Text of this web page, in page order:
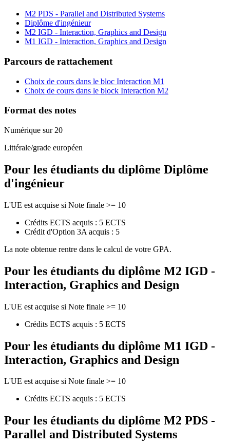
M2 PDS - Parallel and Distributed Systems
Diplôme d'ingénieur
M2 IGD - Interaction, Graphics and Design
M1 IGD - Interaction, Graphics and Design
Parcours de rattachement
Choix de cours dans le bloc Interaction M1
Choix de cours dans le block Interaction M2
Format des notes
Numérique sur 20
Littérale/grade européen
Pour les étudiants du diplôme Diplôme
d'ingénieur
L'UE est acquise si Note finale >= 10
Crédits ECTS acquis : 5 ECTS
Crédit d'Option 3A acquis : 5
La note obtenue rentre dans le calcul de votre GPA.
Pour les étudiants du diplôme M2 IGD -
Interaction, Graphics and Design
L'UE est acquise si Note finale >= 10
Crédits ECTS acquis : 5 ECTS
Pour les étudiants du diplôme M1 IGD -
Interaction, Graphics and Design
L'UE est acquise si Note finale >= 10
Crédits ECTS acquis : 5 ECTS
Pour les étudiants du diplôme M2 PDS -
Parallel and Distributed Systems